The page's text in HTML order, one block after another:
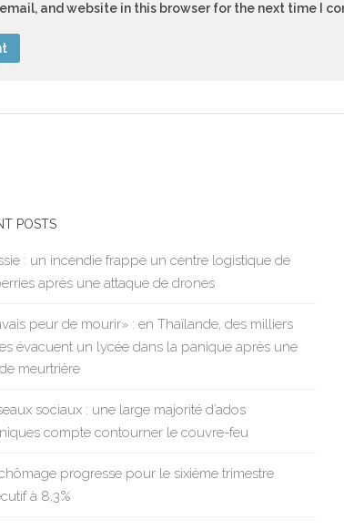
and website in this browser for the next time I
POSTS
: un incendie frappe un centre logistique de
après une attaque de drones
peur de mourir» : en Thaïlande, des milliers
évacuent un lycée dans la panique après une
meurtrière
sociaux : une large majorité d’ados
compte contourner le couvre-feu
progresse pour le sixième trimestre
à 8,3%